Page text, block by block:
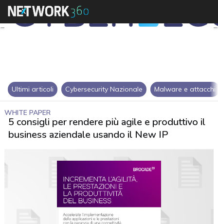
Ultimi articoli Cybersecurity Nazionale Malware e attacchi
WHITE PAPER
5 consigli per rendere più agile e produttivo il
business aziendale usando il New IP